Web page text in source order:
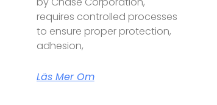
requires controlled processes
to ensure proper protection,
adhesion,
Läs Mer Om